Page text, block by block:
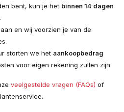
bent, kun je het binnen 14 dagen
.
en wij voorzien je van de
storten we het aankoopbedrag
voor eigen rekening zullen zijn.
veelgestelde vragen (FAQs) of